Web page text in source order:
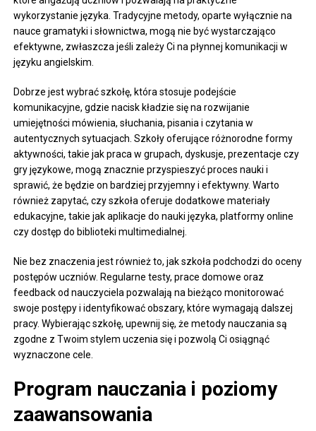
wykorzystanie języka. Tradycyjne metody, oparte wyłącznie na
nauce gramatyki i słownictwa, mogą nie być wystarczająco
efektywne, zwłaszcza jeśli zależy Ci na płynnej komunikacji w
języku angielskim.
Dobrze jest wybrać szkołę, która stosuje podejście
komunikacyjne, gdzie nacisk kładzie się na rozwijanie
umiejętności mówienia, słuchania, pisania i czytania w
autentycznych sytuacjach. Szkoły oferujące różnorodne formy
aktywności, takie jak praca w grupach, dyskusje, prezentacje czy
gry językowe, mogą znacznie przyspieszyć proces nauki i
sprawić, że będzie on bardziej przyjemny i efektywny. Warto
również zapytać, czy szkoła oferuje dodatkowe materiały
edukacyjne, takie jak aplikacje do nauki języka, platformy online
czy dostęp do biblioteki multimedialnej.
Nie bez znaczenia jest również to, jak szkoła podchodzi do oceny
postępów uczniów. Regularne testy, prace domowe oraz
feedback od nauczyciela pozwalają na bieżąco monitorować
swoje postępy i identyfikować obszary, które wymagają dalszej
pracy. Wybierając szkołę, upewnij się, że metody nauczania są
zgodne z Twoim stylem uczenia się i pozwolą Ci osiągnąć
wyznaczone cele.
Program nauczania i poziomy
zaawansowania